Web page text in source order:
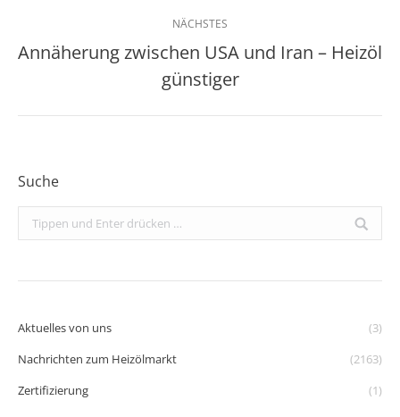
NÄCHSTES
Nächster
Beitrag:
Annäherung zwischen USA und Iran – Heizöl
günstiger
Suche
Search:
Aktuelles von uns
(3)
Nachrichten zum Heizölmarkt
(2163)
Zertifizierung
(1)